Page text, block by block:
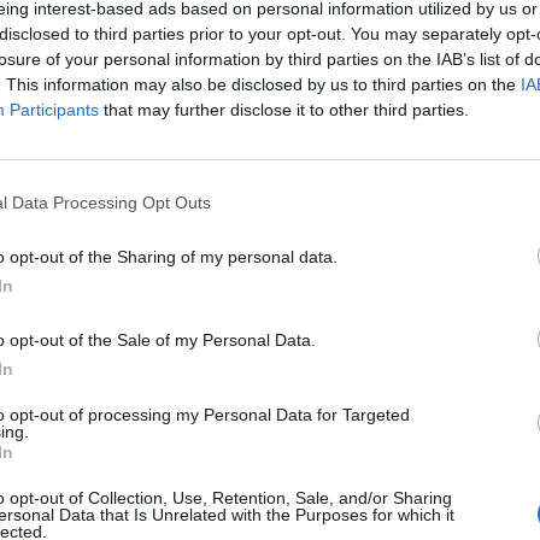
interest-based ads based on personal information utilized by us
to third parties prior to your opt-out. You may separately
of your personal information by third parties on the IAB’s list of
This information may also be disclosed by us to third parties on the
Participants that may further disclose it to other third parties.
Data Processing Opt Outs
opt-out of the Sharing of my personal data.
opt-out of the Sale of my Personal Data.
opt-out of processing my Personal Data for Targeted
opt-out of Collection, Use, Retention, Sale, and/or Sharing
Data that Is Unrelated with the Purposes for which it
0
Matei Udrea - vineri, 11 martie 2022 0
tenismena Shuai Peng